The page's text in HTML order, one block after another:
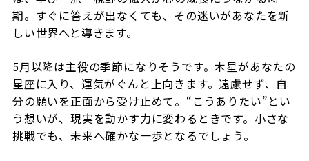
期。すぐに答えが出なくても、その迷いがあなたを新
しい世界へと導きます。
5月以降は主役の季節になりそうです。木星があなたの
星座に入り、運気がぐんと上向きます。遠慮せず、自
分の願いを正面から受け止めて。“こうありたい”とい
う想いが、現実を動かす力に変わるときです。小さな
挑戦でも、未来へ確かな一歩となるでしょう。